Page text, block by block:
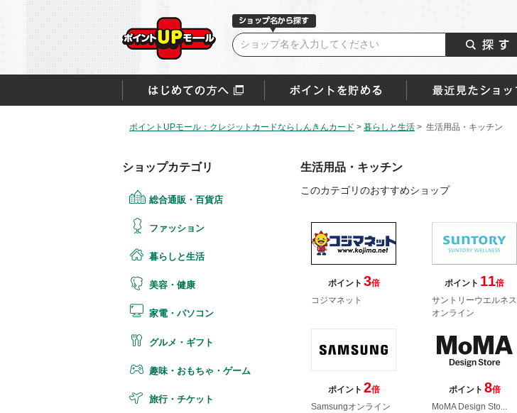
ポイントUPモール：クレジットカードならしんきんカード > 暮らしと生活 > 生活用品・キッチン
ショップカテゴリ
総合通販・百貨店
ファッション
暮らしと生活
美容・健康
家電・パソコン
グルメ・ギフト
趣味・おもちゃ・ゲーム
旅行・チケット
生活用品・キッチン
このカテゴリのおすすめショップ
ポイント 3倍
コジマネット
ポイント 11倍
サントリーウエルネス
オンライン
ポイント 2倍
Samsungオンライン
ポイント 8倍
MoMA Design Sto...